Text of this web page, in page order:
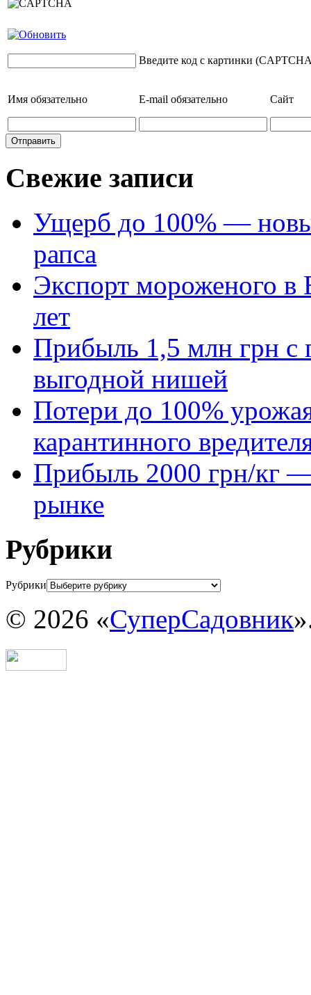
Введите код с картинки
Имя обязательно E-mail обязательно Сайт
Свежие записи
Ущерб до 100% —
рапса
Экспорт мороженого в
лет
Прибыль 1,5 млн грн с
выгодной нишей
Потери до 100%
карантинного
Прибыль 2000 грн/кг —
рынке
Рубрики
Рубрики
© 2026 «СуперСадовник